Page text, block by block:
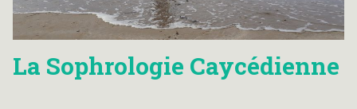
La Sophrologie Caycédienne